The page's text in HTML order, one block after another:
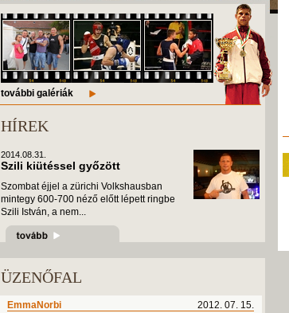
további galériák
HÍREK
2014.08.31.
Szili kiütéssel győzött
Szombat éjjel a zürichi Volkshausban
mintegy 600-700 néző előtt lépett ringbe
Szili István, a nem...
ÜZENŐFAL
2012. 07. 15.
EmmaNorbi